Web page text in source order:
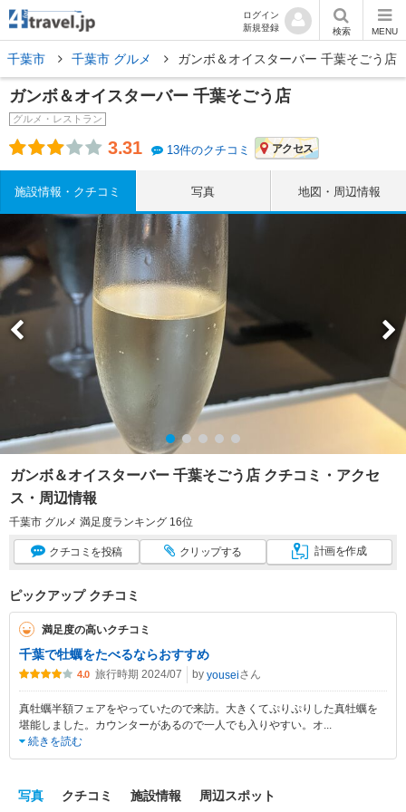
ログイン
新規登録
検索 MENU
千葉市 千葉市 グルメ ガンボ＆オイスターバー 千葉そごう店
ガンボ＆オイスターバー 千葉そごう店
グルメ・レストラン
3.31 13件のクチコミ アクセス
施設情報・クチコミ 写真 地図・周辺情報
ガンボ＆オイスターバー 千葉そごう店 クチコミ・アクセ
ス・周辺情報
千葉市 グルメ 満足度ランキング 16位
クチコミ を投稿 クリップする 計画を作成
ピックアップ クチコミ
満足度の高いクチコミ
千葉で牡蠣をたべるならおすすめ
4.0 旅行時期 2024/07 by youseiさん
真牡蠣半額フェアをやっていたので来訪。大きくてぷりぷりした真牡蠣を
堪能しました。カウンターがあるので一人でも入りやすい。オ...
続きを読む
写真 クチコミ 施設情報 周辺スポット